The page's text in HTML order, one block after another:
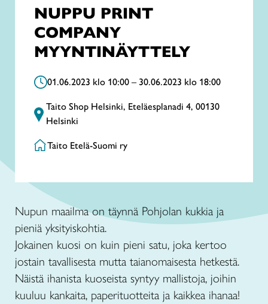
NUPPU PRINT
COMPANY
MYYNTINÄYTTELY
01.06.2023 klo 10:00 – 30.06.2023 klo 18:00
Taito Shop Helsinki, Eteläesplanadi 4, 00130
Helsinki
Taito Etelä-Suomi ry
Nupun maailma on täynnä Pohjolan kukkia ja
pieniä yksityiskohtia.
Jokainen kuosi on kuin pieni satu, joka kertoo
jostain tavallisesta mutta taianomaisesta hetkestä.
Näistä ihanista kuoseista syntyy mallistoja, joihin
kuuluu kankaita, paperituotteita ja kaikkea ihanaa!